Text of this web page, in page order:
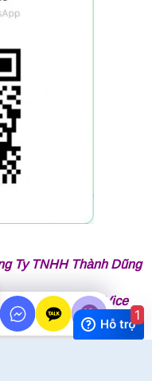
Ty TNHH Thành Dũng
Lai Tran Thanh Vice
company
1